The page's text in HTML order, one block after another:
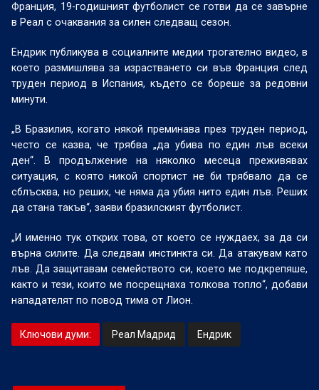
Франция, 19-годишният футболист се готви да се завърне
в Реал с очаквания за силен следващ сезон.
Ендрик публикува в социалните медии трогателно видео, в
което размишлява за израстването си във Франция след
труден период в Испания, където се бореше за редовни
минути.
„В Бразилия, когато някой преминава през труден период,
често се казва, че трябва „да убива по един лъв всеки
ден“. В продължение на няколко месеца преживявах
ситуация, с която никой спортист не би трябвало да се
сблъсква, но реших, че няма да убия нито един лъв. Реших
да стана такъв“, заяви бразилският футболист.
„И именно тук открих това, от което се нуждаех, за да си
върна силите. Да следвам инстинкта си. Да атакувам като
лъв. Да защитавам семейството си, което ме подкрепяше,
както и тези, които ме посрещнаха толкова топло“, добави
нападателят по повод тима от Лион.
Ключови думи: Реал Мадрид Ендрик